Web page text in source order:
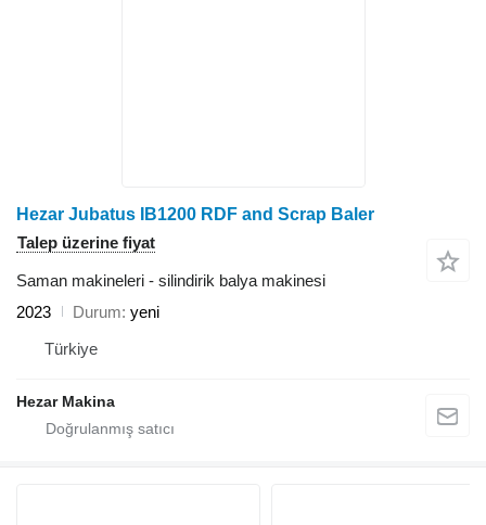
Hezar Jubatus IB1200 RDF and Scrap Baler
Talep üzerine fiyat
Saman makineleri - silindirik balya makinesi
2023
Durum yeni
Türkiye
Hezar Makina